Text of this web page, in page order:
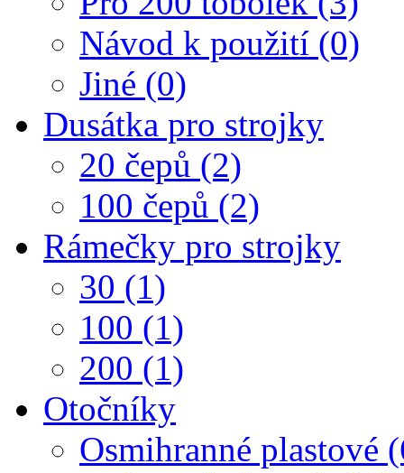
Návod k použití (0)
Jiné (0)
Dusátka pro strojky
20 čepů (2)
100 čepů (2)
Rámečky pro strojky
30 (1)
100 (1)
200 (1)
Otočníky
Osmihranné plastové